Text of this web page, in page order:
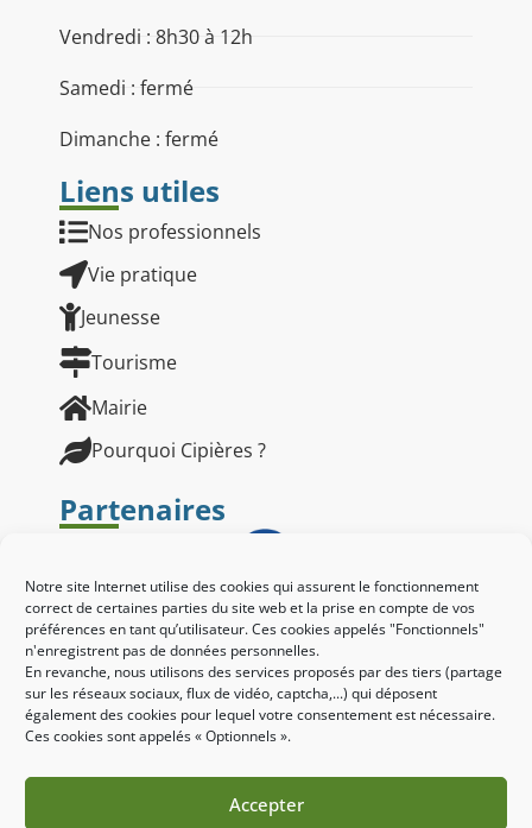
Notre site Internet utilise des cookies qui assurent le fonctionnement
correct de certaines parties du site web et la prise en compte de vos
préférences en tant qu’utilisateur. Ces cookies appelés "Fonctionnels"
n'enregistrent pas de données personnelles.
En revanche, nous utilisons des services proposés par des tiers (partage
sur les réseaux sociaux, flux de vidéo, captcha,...) qui déposent
également des cookies pour lequel votre consentement est nécessaire.
Ces cookies sont appelés « Optionnels ».
Accepter
Vendredi : 8h30 à 12h
Samedi : fermé
Dimanche : fermé
Liens utiles
Nos professionnels
Vie pratique
Jeunesse
Tourisme
Mairie
Pourquoi Cipières ?
Partenaires